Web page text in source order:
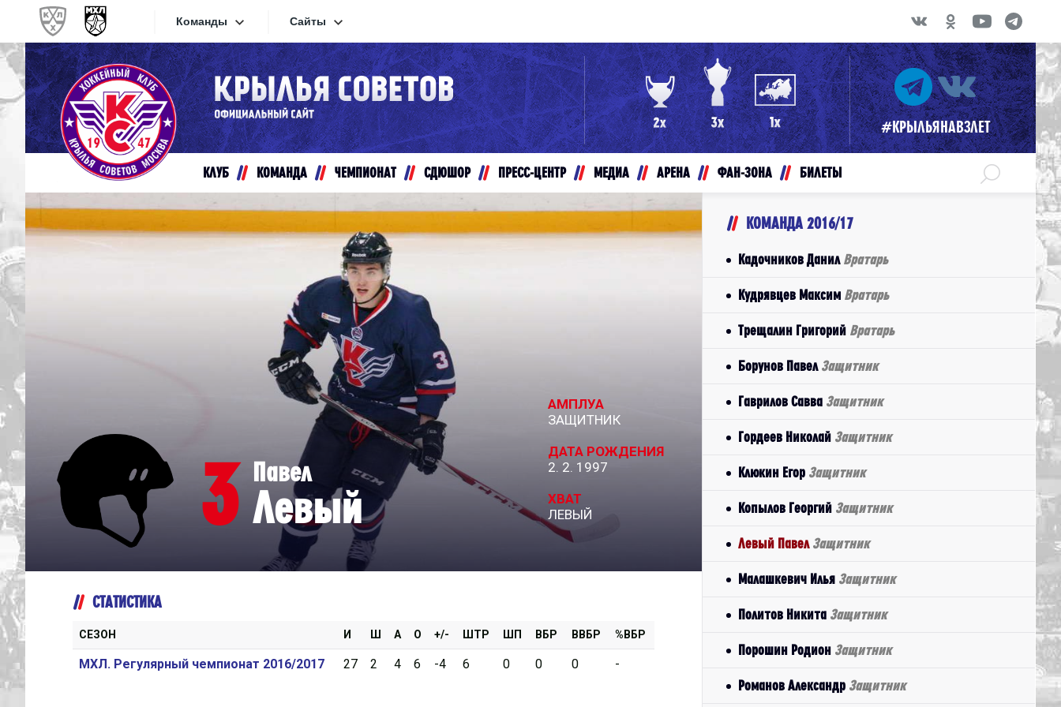
Команды
Конференция «Запад»
Дивизион Золотой
Академия Михайлова
Красная Армия
Локо
Дивизион Серебряный
Амурские Тигры
Красная Машина-Юниор
Крылья Советов
МХК Динамо-Карелия
МХК Спартак-МАХ
Конференция «Восток»
Дивизион Золотой
Авто
Кузнецкие Медведи
Мамонты Югры
Стальные Лисы
Толпар
Чайка
Дивизион Серебряный
АКМ-Новомосковск
Красноярские Рыси
Ладья
Сибирские Cнайперы
Спутник Ал
Сайты
Сайты
Видеотрансляции
Хайлайты
Интернет-магазин
Приложение МХЛ
#КРЫЛЬЯНАВЗЛЕТ
КЛУБ КОМАНДА ЧЕМПИОНАТ СДЮШОР ПРЕСС-ЦЕНТР МЕДИА АРЕНА ФАН-ЗОНА БИЛЕТЫ
3 Павел
Левый
АМПЛУА
ЗАЩИТНИК
ДАТА РОЖДЕНИЯ
2. 2. 1997
ХВАТ
ЛЕВЫЙ
СТАТИСТИКА
СЕЗОН И Ш А О +/- ШТР ШП ВБР ВВБР %ВБР
МХЛ. Регулярный чемпионат 2016/2017 27 2 4 6 -4 6 0 0 0 -
КОМАНДА 2016/17
Кадочников Данил Вратарь
Кудрявцев Максим Вратарь
Трещалин Григорий Вратарь
Борунов Павел Защитник
Гаврилов Савва Защитник
Гордеев Николай Защитник
Клюкин Егор Защитник
Копылов Георгий Защитник
Левый Павел Защитник
Малашкевич Илья Защитник
Политов Никита Защитник
Порошин Родион Защитник
Романов Александр Защитник